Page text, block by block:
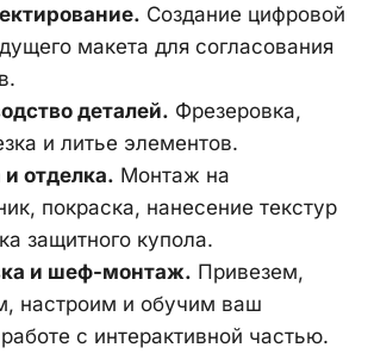
Создание цифровой
макета для согласования
деталей. Фрезеровка,
и литье элементов.
отделка. Монтаж на
покраска, нанесение текстур
защитного купола.
и шеф-монтаж. Привезем,
настроим и обучим ваш
с интерактивной частью.